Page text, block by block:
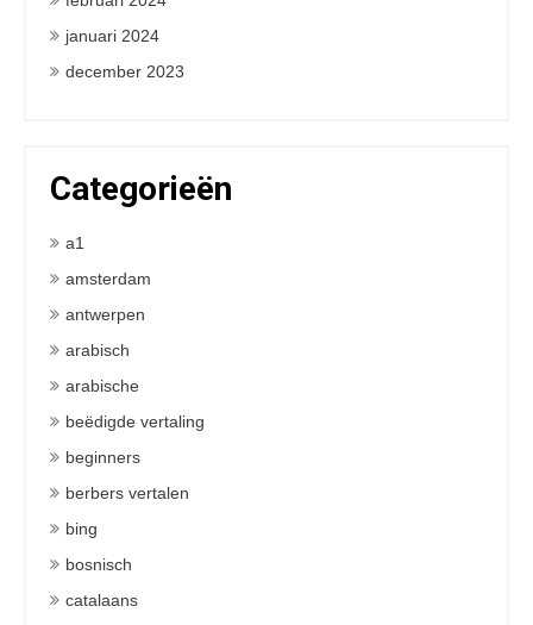
januari 2024
december 2023
Categorieën
a1
amsterdam
antwerpen
arabisch
arabische
beëdigde vertaling
beginners
berbers vertalen
bing
bosnisch
catalaans